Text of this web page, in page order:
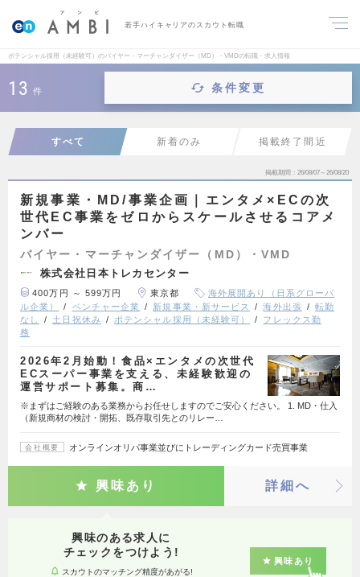
若手ハイキャリアのスカウト転職
ポテンシャル採用（未経験可）のバイヤー・マーチャンダイザー（MD）・VMDの転職・求人情報
13 件 条件変更
すべて 新着のみ 掲載終了間近
掲載期間 26/08/07～26/08/20
新規事業・MD/事業企画｜エンタメ×ECの次
世代EC事業をゼロからスケールさせるコアメ
ンバー
バイヤー・マーチャンダイザー（MD）・VMD
株式会社日本トレカセンター
400万円 ～ 599万円 東京都
海外展開あり（日系グローバ
ル企業）
ベンチャー企業 新規事業・新サービス 海外出張
転勤
なし
土日祝休み ポテンシャル採用（未経験可）
フレックス勤
務
2026年2月始動！食品×エンタメの次世代
ECスーパー事業を支える、未経験歓迎の
運営サポート募集。商…
※まずはご経験のある業務からお任せしますのでご安心ください。 1. MD・仕入
（新規商材の検討・開拓、既存取引先とのリレー…
会社概要 オンラインオリパ事業並びにトレーディングカード売買事業
興味あり 詳細へ
興味のある求人に
チェックをつけよう!
スカウトのマッチング精度があがる!
興味あり